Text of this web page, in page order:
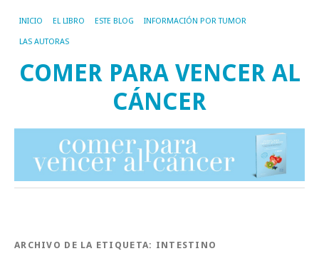
INICIO EL LIBRO ESTE BLOG INFORMACIÓN POR TUMOR
LAS AUTORAS
COMER PARA VENCER AL
CÁNCER
ARCHIVO DE LA ETIQUETA: INTESTINO